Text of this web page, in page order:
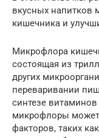
вкусных напитков
кишечника и
Микрофлора
состоящая из
других
переваривании
синтезе
микрофлоры
факторов, таких